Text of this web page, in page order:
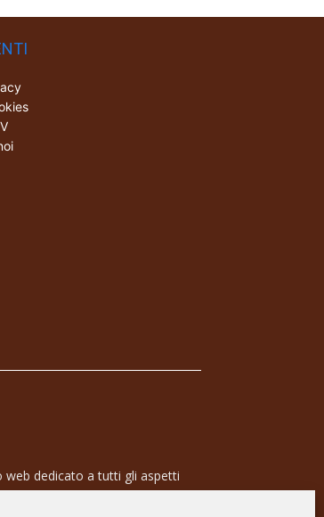
dedicato a tutti gli aspetti
dell’industria dei semiconduttori,